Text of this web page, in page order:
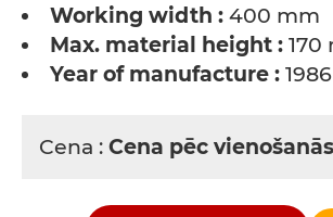
Working width : 400 mm
Max. material height : 170
Year of manufacture : 1986
Cena : Cena pēc vienošanās